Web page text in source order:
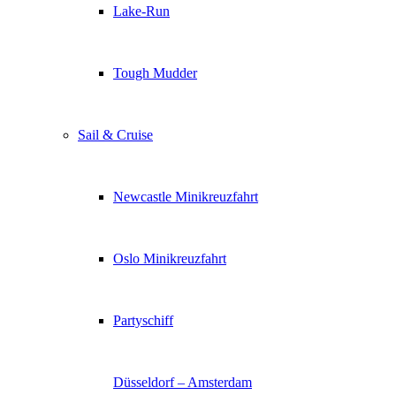
Lake-Run
Tough Mudder
Sail & Cruise
Newcastle Minikreuzfahrt
Oslo Minikreuzfahrt
Partyschiff
Düsseldorf – Amsterdam